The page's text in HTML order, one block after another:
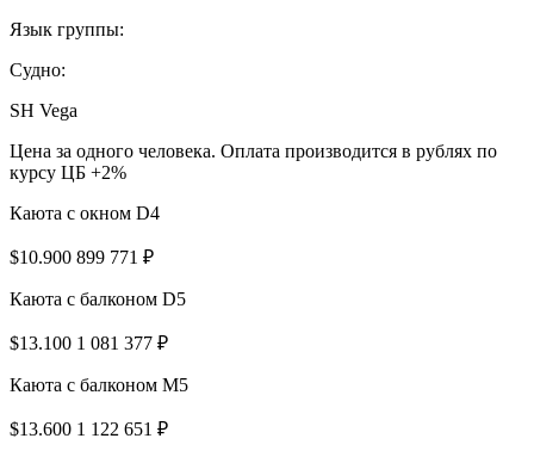
Язык группы:
Судно:
SH Vega
Цена за одного человека. Оплата производится в рублях по
курсу ЦБ +2%
Каюта с окном D4
$10.900 899 771 ₽
Каюта с балконом D5
$13.100 1 081 377 ₽
Каюта с балконом M5
$13.600 1 122 651 ₽